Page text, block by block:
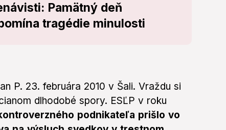
Pamätný deň
tragédie minulosti
P. 23. februára 2010 v Šali. Vraždu si
dlhodobé spory. ESĽP v roku
podnikateľa prišlo vo